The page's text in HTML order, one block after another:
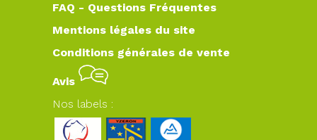
FAQ - Questions Fréquentes
Mentions légales du site
Conditions générales de vente
Avis
Nos labels :